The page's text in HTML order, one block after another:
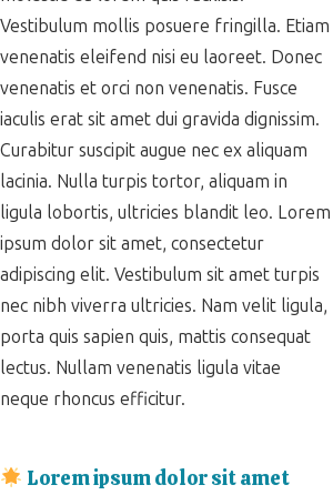
Vestibulum mollis posuere fringilla. Etiam
venenatis eleifend nisi eu laoreet. Donec
venenatis et orci non venenatis. Fusce
iaculis erat sit amet dui gravida dignissim.
Curabitur suscipit augue nec ex aliquam
lacinia. Nulla turpis tortor, aliquam in
ligula lobortis, ultricies blandit leo. Lorem
ipsum dolor sit amet, consectetur
adipiscing elit. Vestibulum sit amet turpis
nec nibh viverra ultricies. Nam velit ligula,
porta quis sapien quis, mattis consequat
lectus. Nullam venenatis ligula vitae
neque rhoncus efficitur.
Lorem ipsum dolor sit amet